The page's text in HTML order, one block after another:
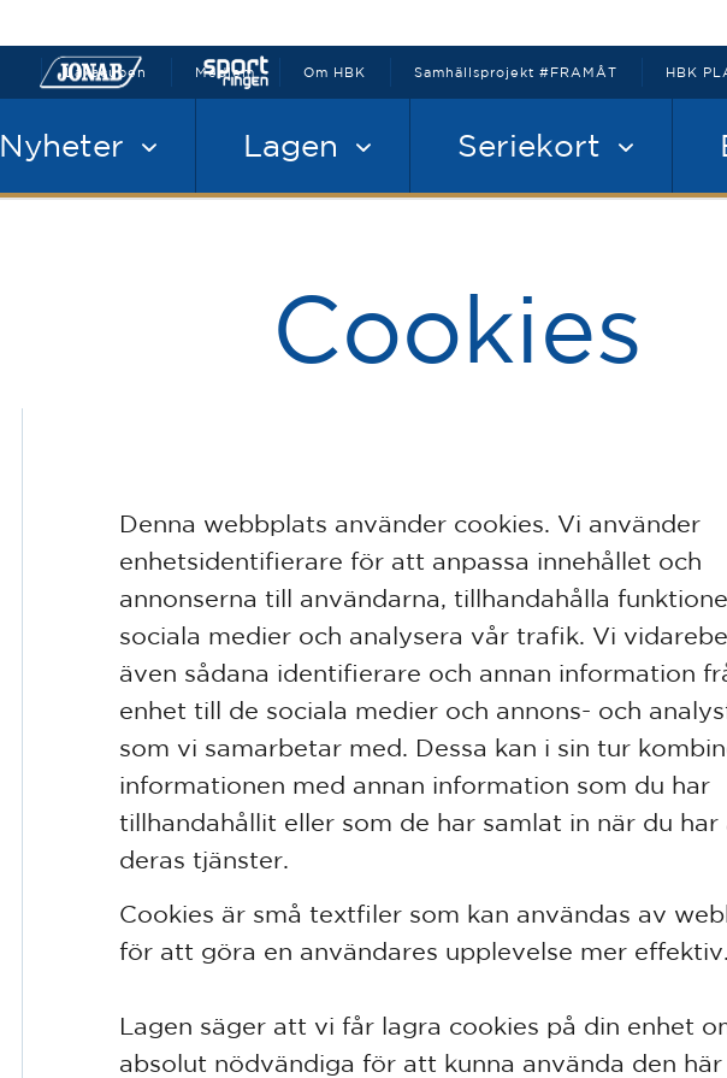
Nyheter Lagen Seriekort
Laxacupen Medlem Om HBK Samhällsprojekt #FRAMÅT HBK
Cookies
Denna webbplats använder cookies. Vi använder
enhetsidentifierare för att anpassa innehållet och
annonserna till användarna, tillhandahålla
sociala medier och analysera vår trafik. Vi
även sådana identifierare och annan information
enhet till de sociala medier och annons- och
som vi samarbetar med. Dessa kan i sin tur
informationen med annan information som du har
tillhandahållit eller som de har samlat in när du har
deras tjänster.
Cookies är små textfiler som kan användas av
för att göra en användares upplevelse mer effektiv.
Lagen säger att vi får lagra cookies på din enhet
absolut nödvändiga för att kunna använda den här